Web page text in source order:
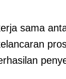
sama